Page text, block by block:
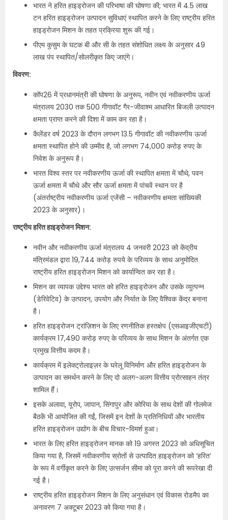
भारत ने हरित हाइड्रोजन की परिभाषा की घोषणा की; भारत में 4.5 लाख
टन हरित हाइड्रोजन उत्पादन सुविधाएं स्थापित करने के लिए राष्ट्रीय हरित
हाइड्रोजन मिशन के तहत प्रक्रिया शुरू की गई।
पीएम कुसुम के घटक बी और सी के तहत संशोधित लक्ष्य के अनुसार 49
लाख पंप स्थापित/सोलरीकृत किए जाएंगे।
विवरण:
कॉप26 में प्रधानमंत्री की घोषणा के अनुरूप, नवीन एवं नवीकरणीय ऊर्जा
मंत्रालय 2030 तक 500 गीगावॉट गैर-जीवाश्म आधारित बिजली उत्पादन
क्षमता प्राप्त करने की दिशा में काम कर रहा है।
कैलेंडर वर्ष 2023 के दौरान लगभग 13.5 गीगावॉट की नवीकरणीय ऊर्जा
क्षमता स्थापित होने की उम्मीद है, जो लगभग 74,000 करोड़ रुपए के
निवेश के अनुरूप है।
भारत विश्व स्तर पर नवीकरणीय ऊर्जा की स्थापित क्षमता में चौथे, पवन
ऊर्जा क्षमता में चौथे और सौर ऊर्जा क्षमता में पांचवें स्थान पर है
(अंतर्राष्ट्रीय नवीकरणीय ऊर्जा एजेंसी – नवीकरणीय क्षमता सांख्यिकी
2023 के अनुसार)।
राष्ट्रीय हरित हाइड्रोजन मिशन:
नवीन और नवीकरणीय ऊर्जा मंत्रालय 4 जनवरी 2023 को केंद्रीय
मंत्रिमंडल द्वारा 19,744 करोड़ रुपये के परिव्यय के साथ अनुमोदित
राष्ट्रीय हरित हाइड्रोजन मिशन को कार्यान्वित कर रहा है।
मिशन का व्यापक उद्देश्य भारत को हरित हाइड्रोजन और उसके व्युत्पन्न
(डेरिवेटिव) के उत्पादन, उपयोग और निर्यात के लिए वैश्विक केंद्र बनाना
है।
हरित हाइड्रोजन ट्रांज़िशन के लिए रणनीतिक हस्तक्षेप (एसआइजीएचटी)
कार्यक्रम 17,490 करोड़ रुपए के परिव्यय के साथ मिशन के अंतर्गत एक
प्रमुख वित्तीय कदम है।
कार्यक्रम में इलेक्ट्रोलाइज़र के घरेलू विनिर्माण और हरित हाइड्रोजन के
उत्पादन का समर्थन करने के लिए दो अलग-अलग वित्तीय प्रोत्साहन तंत्र
शामिल हैं।
इसके अलावा, यूरोप, जापान, सिंगापुर और कोरिया के साथ देशों की गोलमेज
बैठकें भी आयोजित की गईं, जिसमें इन देशों के प्रतिनिधियों और भारतीय
हरित हाइड्रोजन उद्योग के बीच विचार-विमर्श हुआ।
भारत के लिए हरित हाइड्रोजन मानक को 19 अगस्त 2023 को अधिसूचित
किया गया है, जिसमें नवीकरणीय स्रोतों से उत्पादित हाइड्रोजन को ‘हरित’
के रूप में वर्गीकृत करने के लिए उत्सर्जन सीमा को पूरा करने की रूपरेखा दी
गई है।
राष्ट्रीय हरित हाइड्रोजन मिशन के लिए अनुसंधान एवं विकास रोडमैप का
अनावरण 7 अक्टूबर 2023 को किया गया है।